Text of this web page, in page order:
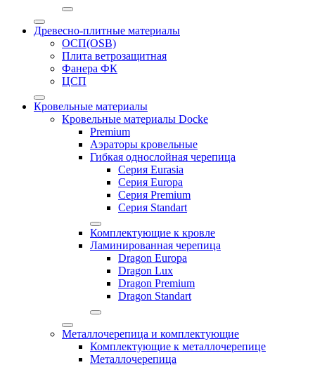
Древесно-плитные материалы
ОСП(OSB)
Плита ветрозащитная
Фанера ФК
ЦСП
Кровельные материалы
Кровельные материалы Docke
Premium
Аэраторы кровельные
Гибкая однослойная черепица
Серия Eurasia
Серия Europa
Серия Premium
Серия Standart
Комплектующие к кровле
Ламинированная черепица
Dragon Europa
Dragon Lux
Dragon Premium
Dragon Standart
Металлочерепица и комплектующие
Комплектующие к металлочерепице
Металлочерепица